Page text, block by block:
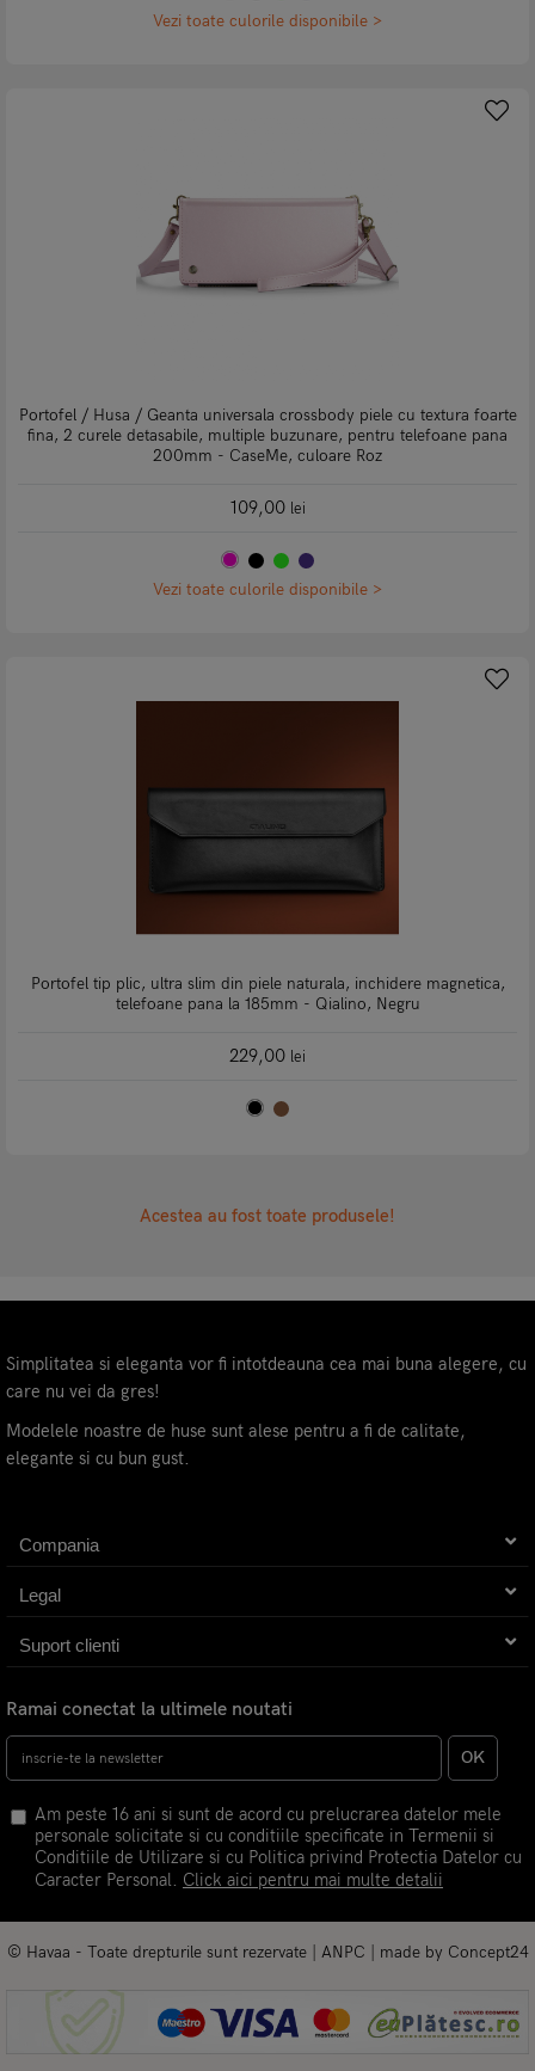
Vezi toate culorile disponibile >
Portofel / Husa / Geanta universala crossbody piele cu textura foarte
fina, 2 curele detasabile, multiple buzunare, pentru telefoane pana
200mm - CaseMe, culoare Roz
109,00lei
Vezi toate culorile disponibile >
Portofel tip plic, ultra slim din piele naturala, inchidere magnetica,
telefoane pana la 185mm - Qialino, Negru
229,00 lei
Acestea au fost toate produsele!
Simplitatea si eleganta vor fi intotdeauna cea mai buna alegere, cu
care nu vei da gres!
Modelele noastre de huse sunt alese pentru a fi de calitate,
elegante si cu bun gust.
Compania
Legal
Suport clienti
Ramai conectat la ultimele noutati
OK
Am peste 16 ani si sunt de acord cu prelucrarea datelor mele
personale solicitate si cu conditiile specificate in Termenii si
Conditiile de Utilizare si cu Politica privind Protectia Datelor cu
Caracter Personal. Click aici pentru mai multe detalii
© Havaa - Toate drepturile sunt rezervate | ANPC | made by Concept24